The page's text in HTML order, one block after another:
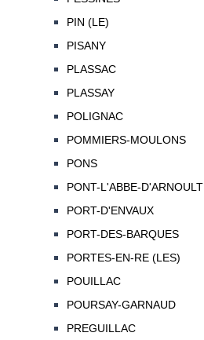
PIN (LE)
PISANY
PLASSAC
PLASSAY
POLIGNAC
POMMIERS-MOULONS
PONS
PONT-L'ABBE-D'ARNOULT
PORT-D'ENVAUX
PORT-DES-BARQUES
PORTES-EN-RE (LES)
POUILLAC
POURSAY-GARNAUD
PREGUILLAC